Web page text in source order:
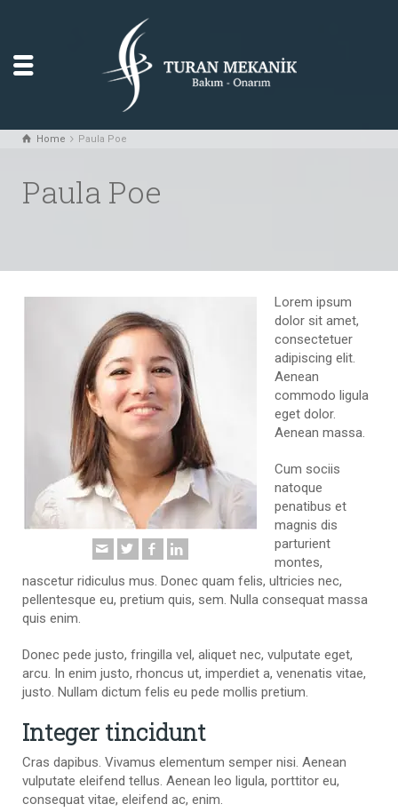
Home Paula Poe
Paula Poe
Lorem ipsum
dolor sit amet,
consectetuer
adipiscing elit.
Aenean
commodo ligula
eget dolor.
Aenean massa.
Cum sociis
natoque
penatibus et
magnis dis
parturient
montes,
nascetur ridiculus mus. Donec quam felis, ultricies nec,
pellentesque eu, pretium quis, sem. Nulla consequat massa
quis enim.
Donec pede justo, fringilla vel, aliquet nec, vulputate eget,
arcu. In enim justo, rhoncus ut, imperdiet a, venenatis vitae,
justo. Nullam dictum felis eu pede mollis pretium.
Integer tincidunt
Cras dapibus. Vivamus elementum semper nisi. Aenean
vulputate eleifend tellus. Aenean leo ligula, porttitor eu,
consequat vitae, eleifend ac, enim.